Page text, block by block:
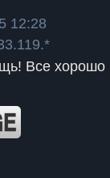
12:28
Все хорошо